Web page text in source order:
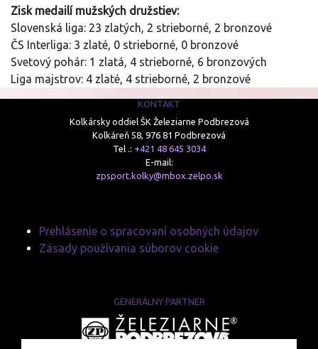
Zisk medailí mužských družstiev:
Slovenská liga: 23 zlatých, 2 strieborné, 2 bronzové
ČS Interliga: 3 zlaté, 0 strieborné, 0 bronzové
Svetový pohár: 1 zlatá, 4 strieborné, 6 bronzových
Liga majstrov: 4 zlaté, 4 strieborné, 2 bronzové
KONTAKT
Kolkársky oddiel ŠK Železiarne Podbrezová
Kolkáreň 58, 976 81 Podbrezová
Tel .: +421 48 645 3034
E-mail:
zpsport.kolky@mbox.zelpo.sk
Prehlásenie o spracovaní osobných údajov
Zásady používania súborov cookie
GENERÁLNY PARTNER